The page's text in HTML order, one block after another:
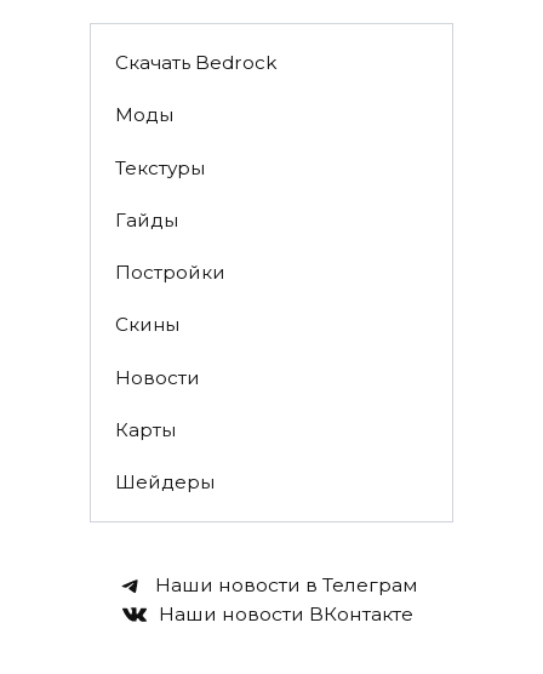
Скачать Bedrock
Моды
Текстуры
Гайды
Постройки
Скины
Новости
Карты
Шейдеры
Наши новости в Телеграм
Наши новости ВКонтакте